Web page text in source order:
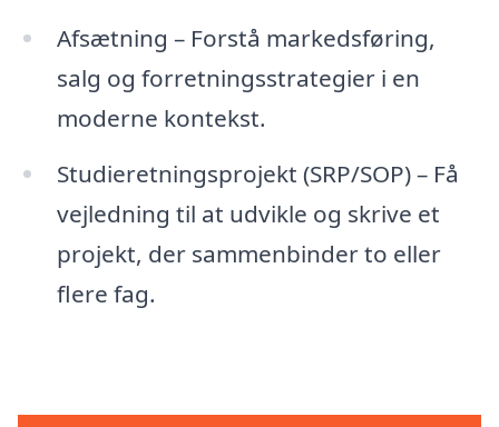
Afsætning – Forstå markedsføring,
salg og forretningsstrategier i en
moderne kontekst.
Studieretningsprojekt (SRP/SOP) – Få
vejledning til at udvikle og skrive et
projekt, der sammenbinder to eller
flere fag.